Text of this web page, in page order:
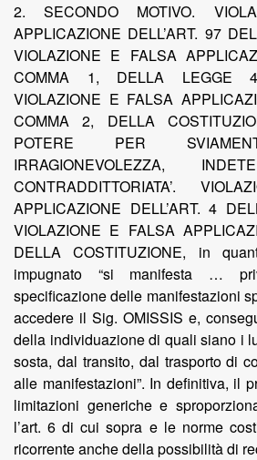
2. SECONDO MOTIVO.
APPLICAZIONE DELL’ART. 97
VIOLAZIONE E FALSA
COMMA 1, DELLA LEGGE
VIOLAZIONE E FALSA
COMMA 2, DELLA
POTERE PER
IRRAGIONEVOLEZZA,
CONTRADDITTORIATA’.
APPLICAZIONE DELL’ART. 4
VIOLAZIONE E FALSA
DELLA COSTITUZIONE, in
impugnato “si manifesta …
specificazione delle manifestazioni
accedere il Sig. OMISSIS e,
della individuazione di quali siano i
sosta, dal transito, dal trasporto di
alle manifestazioni”. In definitiva, il
limitazioni generiche e
l’art. 6 di cui sopra e le norme
ricorrente anche della possibilità di